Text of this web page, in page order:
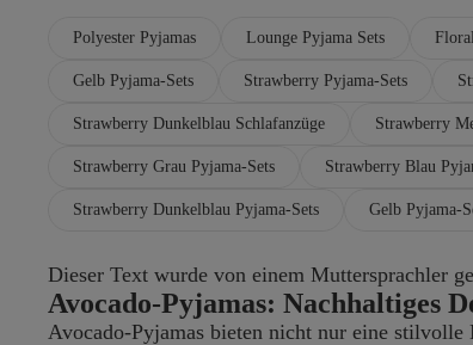
Polyester Pyjamas Lounge Pyjama Sets
Gelb Pyjama-Sets Strawberry Pyjama-Sets
Strawberry Dunkelblau Schlafanzüge Strawberry
Strawberry Grau Pyjama-Sets Strawberry Blau
Strawberry Dunkelblau Pyjama-Sets Gelb Pyjama-
Dieser Text wurde von einem Muttersprachler
Avocado-Pyjamas: Nachhaltiges
Avocado-Pyjamas bieten nicht nur eine